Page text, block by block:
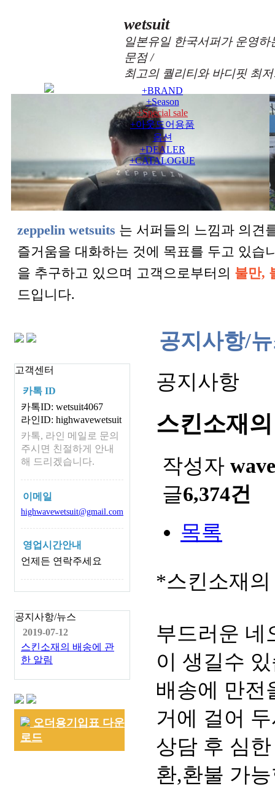
wetsuit
일본유일 한국서퍼가 운영
문점 /
최고의 퀄리티와 바디핏 최
+BRAND
+Season
+Special sale
+아웃도어용품
옵션
+DEALER
+CATALOGUE
zeppelin wetsuits 는 서퍼들의 느낌과 의견
즐거움을 대화하는 것에 목표를 두고 있
을 추구하고 있으며 고객으로부터의 불만,
드입니다.
고객센터
카톡 ID
카톡ID: wetsuit4067
라인ID: highwavewetsuit
카톡, 라인 메일로 문의
주시면 친절하게 안내
해 드리겠습니다.
이메일
highwavewetsuit@gmail.com
영업시간안내
언제든 연락주세요
공지사항/뉴스
2019-07-12
스킨소재의 배송에 관
한 알림
오더용기입표 다운
로드
공지사항/
공지사항
스킨소재
작성자 wave
글6,374건
목록
*스킨소재
부드러운 네
이 생길수
배송에 만전
거에 걸어
상담 후 심
환,환불 가